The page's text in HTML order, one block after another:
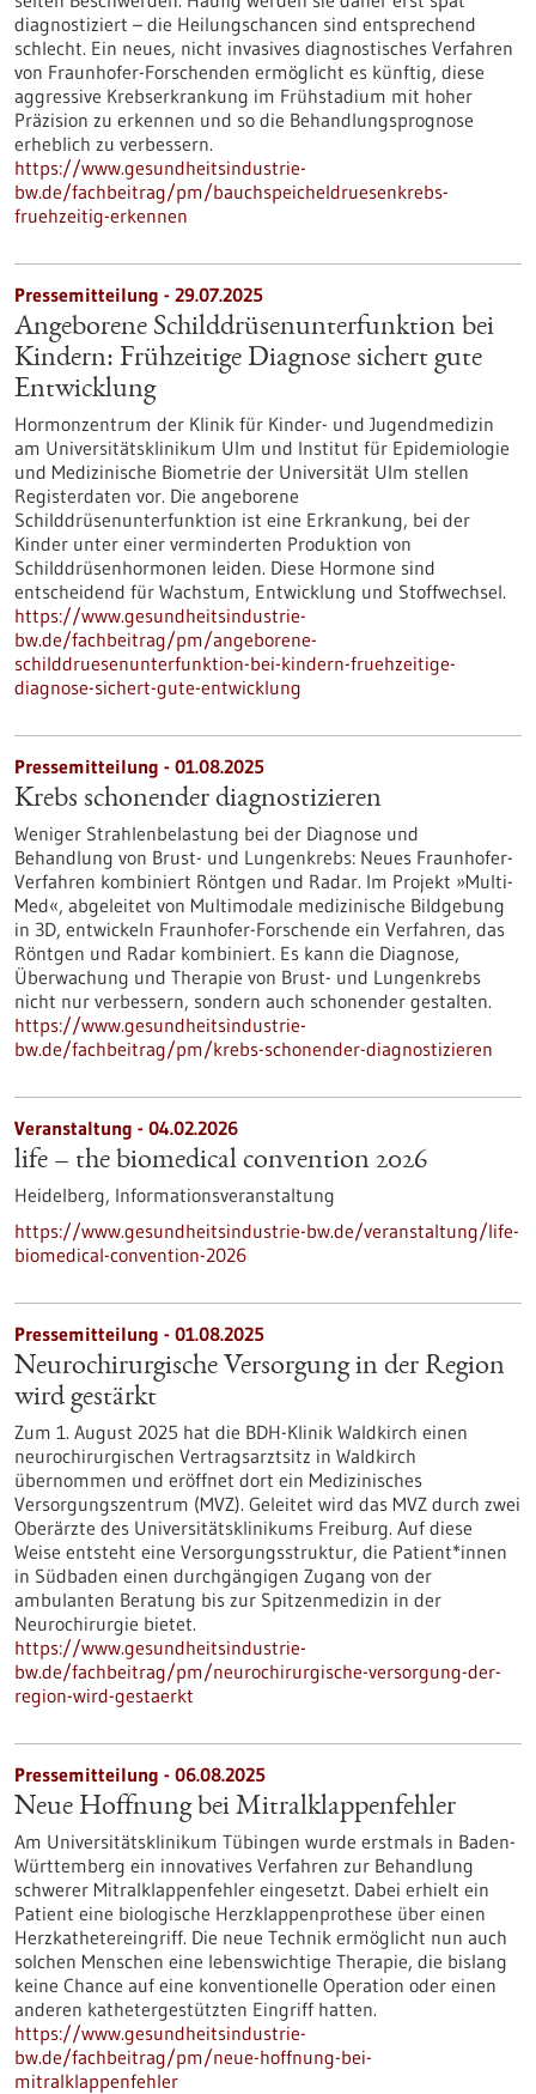
diagnostiziert – die Heilungschancen sind entsprechend
schlecht. Ein neues, nicht invasives diagnostisches Verfahren
von Fraunhofer-Forschenden ermöglicht es künftig, diese
aggressive Krebserkrankung im Frühstadium mit hoher
Präzision zu erkennen und so die Behandlungsprognose
erheblich zu verbessern.
https://www.gesundheitsindustrie-
bw.de/fachbeitrag/pm/bauchspeicheldruesenkrebs-
fruehzeitig-erkennen
Pressemitteilung - 29.07.2025
Angeborene Schilddrüsenunterfunktion bei
Kindern: Frühzeitige Diagnose sichert gute
Entwicklung
Hormonzentrum der Klinik für Kinder-​ und Jugendmedizin
am Universitätsklinikum Ulm und Institut für Epidemiologie
und Medizinische Biometrie der Universität Ulm stellen
Registerdaten vor. Die angeborene
Schilddrüsenunterfunktion ist eine Erkrankung, bei der
Kinder unter einer verminderten Produktion von
Schilddrüsenhormonen leiden. Diese Hormone sind
entscheidend für Wachstum, Entwicklung und Stoffwechsel.
https://www.gesundheitsindustrie-
bw.de/fachbeitrag/pm/angeborene-
schilddruesenunterfunktion-bei-kindern-fruehzeitige-
diagnose-sichert-gute-entwicklung
Pressemitteilung - 01.08.2025
Krebs schonender diagnostizieren
Weniger Strahlenbelastung bei der Diagnose und
Behandlung von Brust- und Lungenkrebs: Neues Fraunhofer-
Verfahren kombiniert Röntgen und Radar. Im Projekt »Multi-
Med«, abgeleitet von Multimodale medizinische Bildgebung
in 3D, entwickeln Fraunhofer-Forschende ein Verfahren, das
Röntgen und Radar kombiniert. Es kann die Diagnose,
Überwachung und Therapie von Brust- und Lungenkrebs
nicht nur verbessern, sondern auch schonender gestalten.
https://www.gesundheitsindustrie-
bw.de/fachbeitrag/pm/krebs-schonender-diagnostizieren
Veranstaltung - 04.02.2026
life – the biomedical convention 2026
Heidelberg, Informationsveranstaltung
https://www.gesundheitsindustrie-bw.de/veranstaltung/life-
biomedical-convention-2026
Pressemitteilung - 01.08.2025
Neurochirurgische Versorgung in der Region
wird gestärkt
Zum 1. August 2025 hat die BDH-Klinik Waldkirch einen
neurochirurgischen Vertragsarztsitz in Waldkirch
übernommen und eröffnet dort ein Medizinisches
Versorgungszentrum (MVZ). Geleitet wird das MVZ durch zwei
Oberärzte des Universitätsklinikums Freiburg. Auf diese
Weise entsteht eine Versorgungsstruktur, die Patient*innen
in Südbaden einen durchgängigen Zugang von der
ambulanten Beratung bis zur Spitzenmedizin in der
Neurochirurgie bietet.
https://www.gesundheitsindustrie-
bw.de/fachbeitrag/pm/neurochirurgische-versorgung-der-
region-wird-gestaerkt
Pressemitteilung - 06.08.2025
Neue Hoffnung bei Mitralklappenfehler
Am Universitätsklinikum Tübingen wurde erstmals in Baden-
Württemberg ein innovatives Verfahren zur Behandlung
schwerer Mitralklappenfehler eingesetzt. Dabei erhielt ein
Patient eine biologische Herzklappenprothese über einen
Herzkathetereingriff. Die neue Technik ermöglicht nun auch
solchen Menschen eine lebenswichtige Therapie, die bislang
keine Chance auf eine konventionelle Operation oder einen
anderen kathetergestützten Eingriff hatten.
https://www.gesundheitsindustrie-
bw.de/fachbeitrag/pm/neue-hoffnung-bei-
mitralklappenfehler